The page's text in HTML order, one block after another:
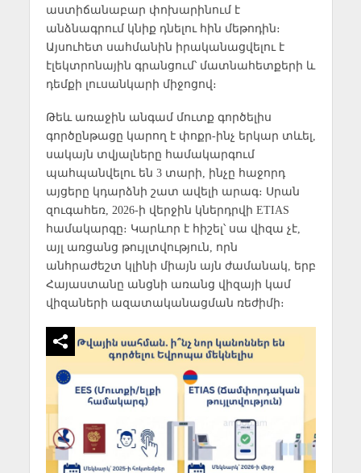
աստիճանաբար փոխարինում է
անձնագրում կնիք դնելու հին մեթոդին։
Այսուհետ սահմանին իրականացվելու է
էլեկտրոնային գրանցում՝ մատնահետքերի և
դեմքի լուսանկարի միջոցով։
Թեև առաջին անգամ մուտք գործելիս
գործընթացը կարող է փոքր-ինչ երկար տևել,
սակայն տվյալները համակարգում
պահպանվելու են 3 տարի, ինչը հաջորդ
այցերը կդարձնի շատ ավելի արագ։ Սրան
զուգահեռ, 2026-ի վերջին կներդրվի ETIAS
համակարգը։ Կարևոր է հիշել՝ սա վիզա չէ,
այլ առցանց թույլտվություն, որն
անհրաժեշտ կլինի միայն այն ժամանակ, երբ
Հայաստանը անցնի առանց վիզայի կամ
վիզաների ազատականացման ռեժիմի։